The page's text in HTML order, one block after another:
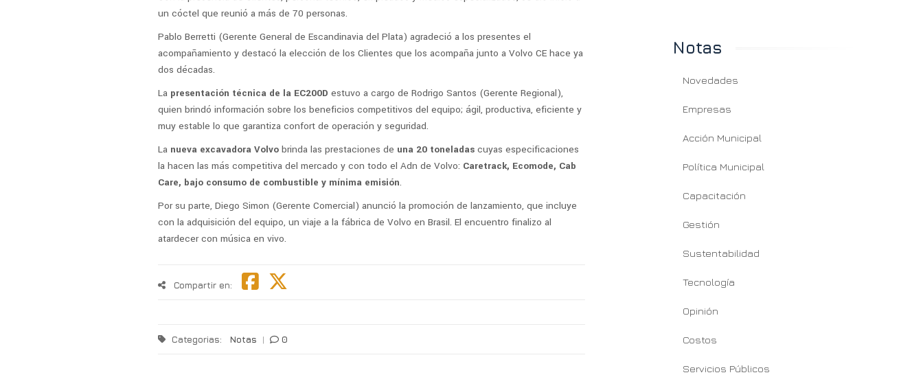
un cóctel que reunió a más de 70 personas.
Pablo Berretti (Gerente General de Escandinavia del Plata) agradeció a los presentes el
acompañamiento y destacó la elección de los Clientes que los acompaña junto a Volvo CE hace ya
dos décadas.
Lapresentación técnica de la EC200D estuvo a cargo de Rodrigo Santos (Gerente Regional),
quien brindó información sobre los beneficios competitivos del equipo; ágil, productiva, eficiente y
muy estable lo que garantiza confort de operación y seguridad.
La nueva excavadora Volvobrinda las prestaciones de una 20 toneladascuyas especificaciones
la hacen las más competitiva del mercado y con todo el Adn de Volvo: Caretrack, Ecomode, Cab
Care, bajo consumo de combustible y mínima emisión.
Por su parte, Diego Simon (Gerente Comercial) anunció la promoción de lanzamiento, que incluye
con la adquisición del equipo, un viaje a la fábrica de Volvo en Brasil. El encuentro finalizo al
atardecer con música en vivo.
Compartir en:
Categorias: Notas | 0
Notas
Novedades
Empresas
Acción Municipal
Política Municipal
Capacitación
Gestión
Sustentabilidad
Tecnología
Opinión
Costos
Servicios Públicos